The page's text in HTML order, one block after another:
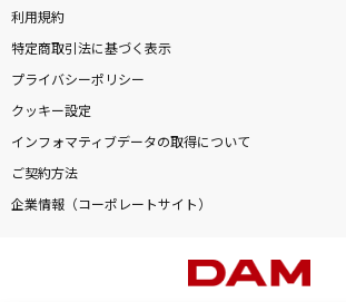
利用規約
特定商取引法に基づく表示
プライバシーポリシー
クッキー設定
インフォマティブデータの取得について
ご契約方法
企業情報（コーポレートサイト）